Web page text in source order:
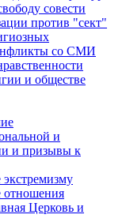
совести
против "сект"
со СМИ
и обществе
и
и призывы к
отношения
Церковь и